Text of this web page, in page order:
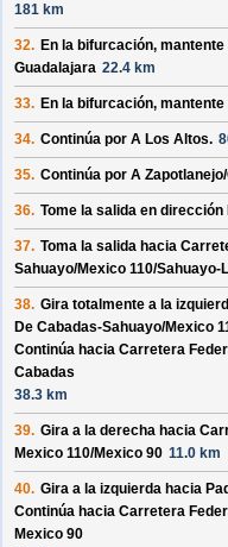
181 km
32. En la bifurcación,
Guadalajara 22.4 km
33. En la bifurcación,
34. Continúa por A Los Altos.
35. Continúa por A Zapotlanejo/
36. Tome la salida en dirección
37. Toma la salida hacia
Sahuayo/Mexico 110/Sahuayo-
38. Gira totalmente a la
De Cabadas-Sahuayo/Mexico
Continúa hacia Carretera
Cabadas
38.3 km
39. Gira a la derecha hacia
Mexico 110/Mexico 90 11.0 km
40. Gira a la izquierda hacia
Continúa hacia Carretera
Mexico 90